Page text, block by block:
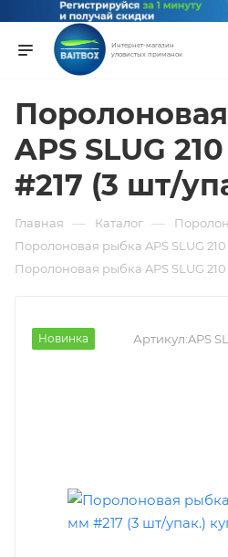
Интернет-магазин
уловистых приманок
APS SLUG
#217 (3 шт/
Главная — Каталог —
Поролоновая рыбка APS SLUG
Поролоновая рыбка APS SLUG
Новинка Артикул:APS